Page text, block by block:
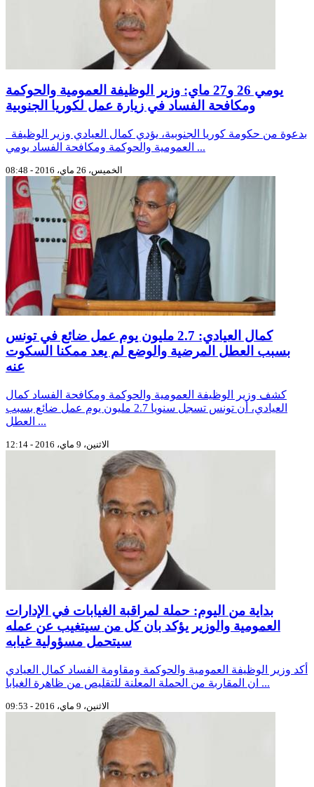
يومي 26 و27 ماي: وزير الوظيفة العمومية والحوكمة
ومكافحة الفساد في زيارة عمل لكوريا الجنوبية
العمومية والحوكمة ومكافحة الفساد يومي ...
الخميس، 26 ماي، 2016 - 08:48
كمال العيادي: 2.7 مليون يوم عمل ضائع في تونس
بسبب العطل المرضية والوضع لم يعد ممكنا السكوت
عنه
كشف وزير الوظيفة العمومية والحوكمة ومكافحة الفساد كمال
العيادي، أن تونس تسجل سنويا 2.7 مليون يوم عمل ضائع بسبب
العطل ...
الاثنين، 9 ماي، 2016 - 12:14
بداية من اليوم: حملة لمراقبة الغيابات في الإدارات
العمومية والوزير يؤكد بان كل من سيتغيب عن عمله
سيتحمل مسؤولية غيابه
أكد وزير الوظيفة العمومية والحوكمة ومقاومة الفساد كمال العيادي
ان المقاربة من الحملة المعلنة للتقليص من ظاهرة الغيابا ...
الاثنين، 9 ماي، 2016 - 09:53